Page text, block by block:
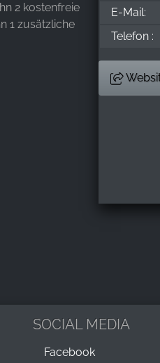
2 kostenfreie
1 zusätzliche
E-Mail:
Telefon :
SOCIAL MEDIA
Facebook